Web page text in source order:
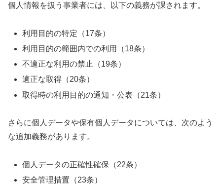
個人情報を扱う事業者には、以下の義務が課されます。
利用目的の特定（17条）
利用目的の範囲内での利用（18条）
不適正な利用の禁止（19条）
適正な取得（20条）
取得時の利用目的の通知・公表（21条）
さらに個人データや保有個人データについては、次のよう
な追加義務があります。
個人データの正確性確保（22条）
安全管理措置（23条）